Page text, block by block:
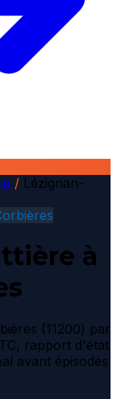
/ Lézignan-
à
(11200) par
rapport d'état
avant épisodes